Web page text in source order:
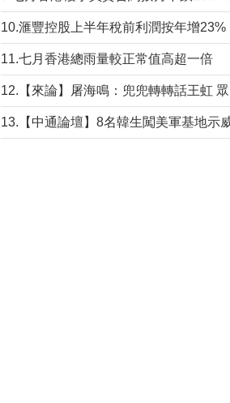
10.滙豐控股上半年稅前利潤按年增23%
11.七月香港總雨量較正常值高超一倍